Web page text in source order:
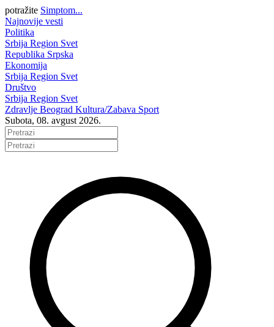
potražite Simptom...
Najnovije vesti
Politika
Srbija Region Svet
Republika Srpska
Ekonomija
Srbija Region Svet
Društvo
Srbija Region Svet
Zdravlje Beograd Kultura/Zabava Sport
Subota, 08. avgust 2026.